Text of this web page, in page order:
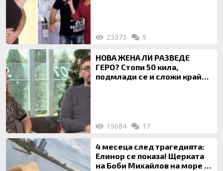
23373 9
НОВА ЖЕНА ЛИ РАЗВЕДЕ
ГЕРО? Стопи 50 кила,
подмлади се и сложи край
19684 17
4 месеца след трагедията:
Елинор се показа! Щерката
на Боби Михайлов на море с